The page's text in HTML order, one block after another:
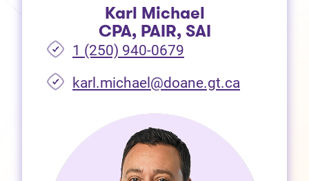
Karl Michael
CPA, PAIR, SAI
1 (250) 940-0679
karl.michael@doane.gt.ca